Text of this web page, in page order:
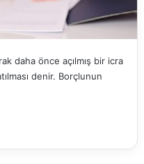
daha önce açılmış bir icra
denir. Borçlunun